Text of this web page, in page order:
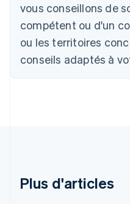
vous conseillons de
compétent ou d'un
ou les territoires
conseils adaptés à
Plus d'articles
Bulgarie
English
Canada
English Français
Chine continentale
Espagne